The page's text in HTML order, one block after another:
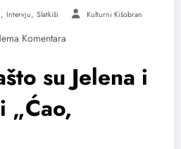
, Intervju, Slatkiši Kulturni Kišobran
su Jelena i
„Ćao,